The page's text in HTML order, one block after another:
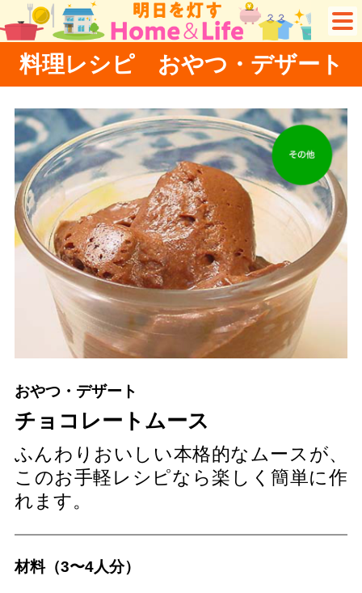
料理レシピ おやつ・デザート
おやつ・デザート
チョコレートムース
ふんわりおいしい本格的なムースが、
このお手軽レシピなら楽しく簡単に作
れます。
材料（3〜4人分）